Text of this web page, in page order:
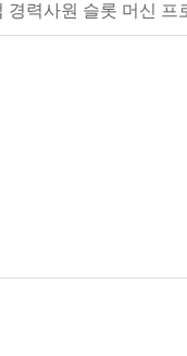
경력사원 슬롯 머신 프